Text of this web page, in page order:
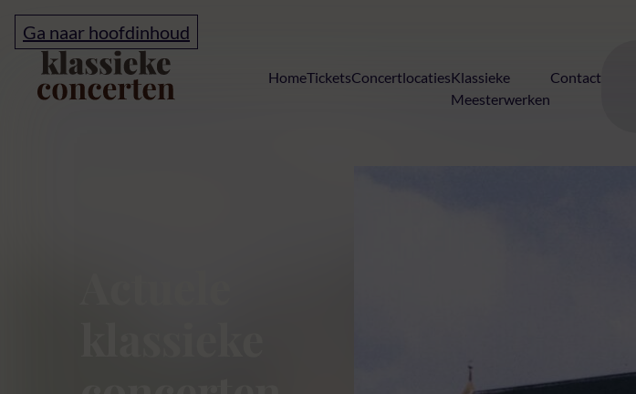
Ga naar hoofdinhoud
HomeTicketsConcertlocatiesKlassieke
Meesterwerken
Contact